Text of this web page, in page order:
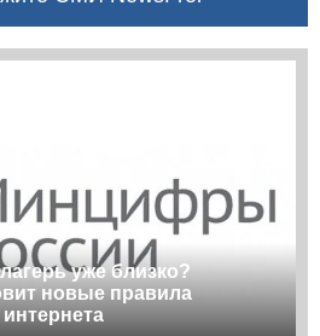
уже близко?
новые правила